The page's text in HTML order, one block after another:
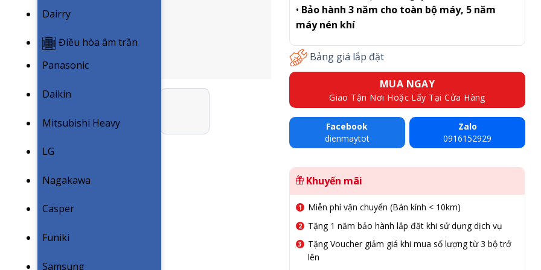
Dairry
Điều hòa âm trần
Panasonic
Daikin
Mitsubishi Heavy
LG
Nagakawa
Casper
Funiki
Samsung
• Bảo hành 3 năm cho toàn bộ máy, 5 năm
máy nén khí
Bảng giá lắp đặt
MUA NGAY
Giao Tận Nơi Hoặc Lấy Tại Cửa Hàng
Facebook
dienmaytot
Zalo
0916152929
Khuyến mãi
Miễn phí vận chuyển (Bán kính < 10km)
Tặng 1 năm bảo hành lắp đặt khi sử dụng dịch vụ
Tặng Voucher giảm giá khi mua số lượng từ 3 bộ trở
lên